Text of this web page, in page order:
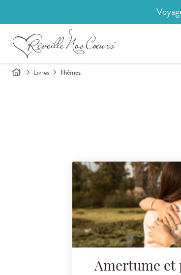
Livres Thèmes
Amertume et